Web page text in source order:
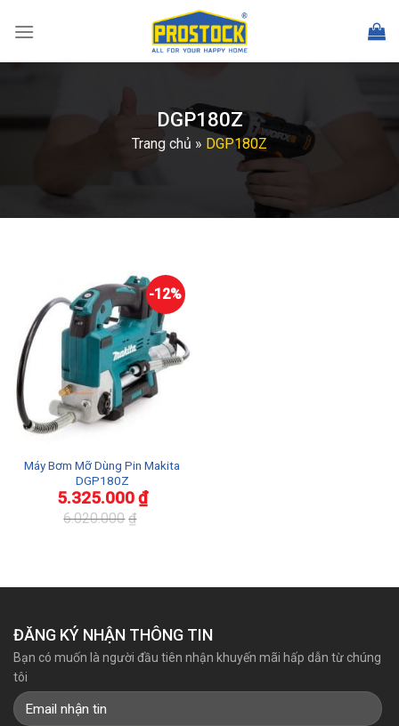
DGP180Z
Trang chủ » DGP180Z
-12%
Máy Bơm Mỡ Dùng Pin Makita
DGP180Z
6.020.000 ₫
5.325.000₫
ĐĂNG KÝ NHẬN THÔNG TIN
Bạn có muốn là người đầu tiên nhận khuyến mãi hấp dẫn từ chúng
tôi